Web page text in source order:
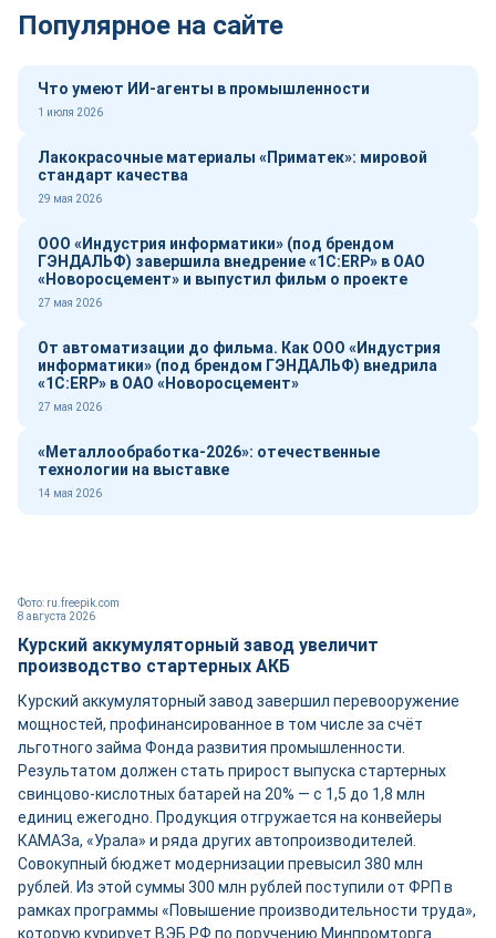
Популярное на сайте
Что умеют ИИ-агенты в промышленности
1 июля 2026
Лакокрасочные материалы «Приматек»: мировой
стандарт качества
29 мая 2026
ООО «Индустрия информатики» (под брендом
ГЭНДАЛЬФ) завершила внедрение «1С:ERP» в ОАО
«Новоросцемент» и выпустил фильм о проекте
27 мая 2026
От автоматизации до фильма. Как ООО «Индустрия
информатики» (под брендом ГЭНДАЛЬФ) внедрила
«1С:ERP» в ОАО «Новоросцемент»
27 мая 2026
«Металлообработка-2026»: отечественные
технологии на выставке
14 мая 2026
8 августа 2026
Фото: ru.freepik.com
Курский аккумуляторный завод увеличит
производство стартерных АКБ
Курский аккумуляторный завод завершил перевооружение
мощностей, профинансированное в том числе за счёт
льготного займа Фонда развития промышленности.
Результатом должен стать прирост выпуска стартерных
свинцово-кислотных батарей на 20% — с 1,5 до 1,8 млн
единиц ежегодно. Продукция отгружается на конвейеры
КАМАЗа, «Урала» и ряда других автопроизводителей.
Совокупный бюджет модернизации превысил 380 млн
рублей. Из этой суммы 300 млн рублей поступили от ФРП в
рамках программы «Повышение производительности труда»,
которую курирует ВЭБ.РФ по поручению Минпромторга.